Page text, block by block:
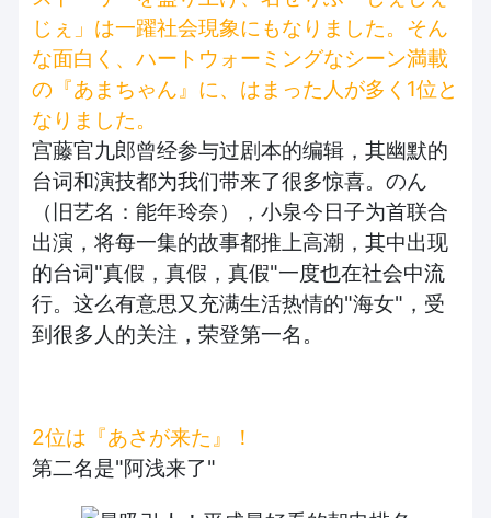
じぇ」は一躍社会現象にもなりました。そん
な面白く、ハートウォーミングなシーン満載
の『あまちゃん』に、はまった人が多く1位と
なりました。
宫藤官九郎曾经参与过剧本的编辑，其幽默的
台词和演技都为我们带来了很多惊喜。のん
（旧艺名：能年玲奈），小泉今日子为首联合
出演，将每一集的故事都推上高潮，其中出现
的台词"真假，真假，真假"一度也在社会中流
行。这么有意思又充满生活热情的"海女"，受
到很多人的关注，荣登第一名。
2位は『あさが来た』！
第二名是"阿浅来了"